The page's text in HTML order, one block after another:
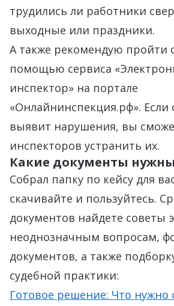
трудились ли работники
выходные или праздники.
А также рекомендую пройти
помощью сервиса
инспектор» на портале
«Онлайнинспекция.рф». Если
выявит нарушения, вы
инспекторов устранить их.
Какие документы нужны
Собрал папку по кейсу для
скачивайте и пользуйтесь.
документов найдете советы
неоднозначным вопросам,
документов, а также
судебной практики:
Готовое решение: Что нужно